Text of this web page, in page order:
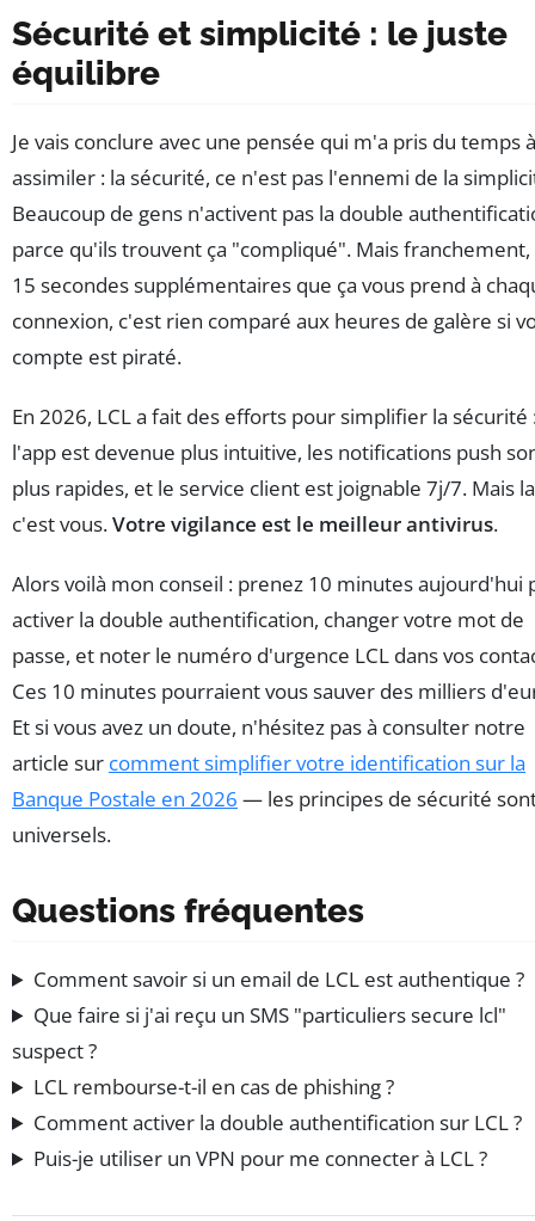
Sécurité et simplicité : le juste
équilibre
Je vais conclure avec une pensée qui m'a pris du temps à
assimiler : la sécurité, ce n'est pas l'ennemi de la
Beaucoup de gens n'activent pas la double
parce qu'ils trouvent ça "compliqué". Mais franchement,
15 secondes supplémentaires que ça vous prend à
connexion, c'est rien comparé aux heures de galère si
compte est piraté.
En 2026, LCL a fait des efforts pour simplifier la sécurité
l'app est devenue plus intuitive, les notifications push
plus rapides, et le service client est joignable 7j/7. Mais
c'est vous.Votre vigilance est le meilleur antivirus.
Alors voilà mon conseil : prenez 10 minutes aujourd'hui
activer la double authentification, changer votre mot de
passe, et noter le numéro d'urgence LCL dans vos
Ces 10 minutes pourraient vous sauver des milliers
Et si vous avez un doute, n'hésitez pas à consulter notre
article sur comment simplifier votre identification sur la
Banque Postale en 2026 — les principes de sécurité
universels.
Questions fréquentes
Comment savoir si un email de LCL est authentique ?
Que faire si j'ai reçu un SMS "particuliers secure lcl"
suspect ?
LCL rembourse-t-il en cas de phishing ?
Comment activer la double authentification sur LCL ?
Puis-je utiliser un VPN pour me connecter à LCL ?